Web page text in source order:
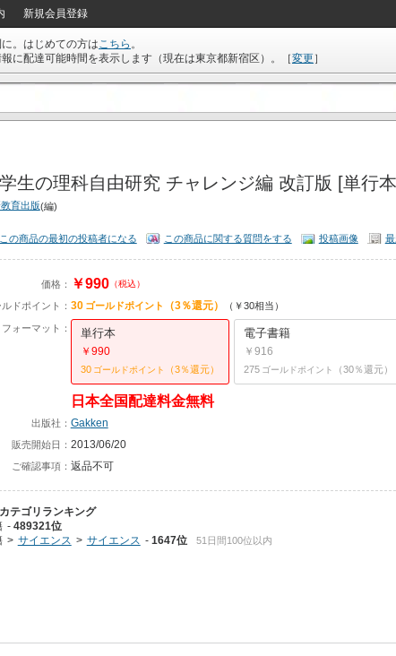
新規会員登録
。はじめての方はこちら 。
に配達可能時間を表示します（現在は東京都新宿区 ）。 ［変更］
生の理科自由研究 チャレンジ編 改訂版 [単行
育出版(編)
この商品の最初の投稿者になる この商品に関する質問をする 投稿画像
価格： ￥990（税込）
ドポイント： 30 ゴールドポイント （3％還元） （￥30相当）
フォーマット： 単行本
￥990
30 ゴールドポイント （3％還元）
電子書籍
￥916
275 ゴールドポイント （30％還元）
日本全国配達料金無料
出版社： Gakken
販売開始日： 2013/06/20
ご確認事項： 返品不可
カテゴリランキング
489321位
サイエンス サイエンス 1647位 51日間100位以内